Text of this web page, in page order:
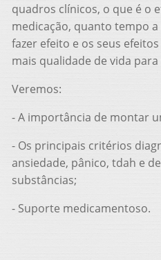
quadros clínicos, o que é o
medicação, quanto tempo
fazer efeito e os seus
mais qualidade de vida
Veremos:
- A importância de montar
- Os principais critérios
ansiedade, pânico, tdah e
substâncias;
- Suporte medicamentoso.